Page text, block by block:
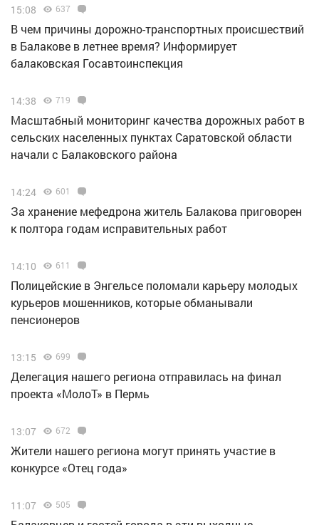
15:08 637
В чем причины дорожно-транспортных происшествий
в Балакове в летнее время? Информирует
балаковская Госавтоинспекция
14:38 719
Масштабный мониторинг качества дорожных работ в
сельских населенных пунктах Саратовской области
начали с Балаковского района
14:24 601
За хранение мефедрона житель Балакова приговорен
к полтора годам исправительных работ
14:10 611
Полицейские в Энгельсе поломали карьеру молодых
курьеров мошенников, которые обманывали
пенсионеров
13:15 699
Делегация нашего региона отправилась на финал
проекта «МолоТ» в Пермь
13:07 672
Жители нашего региона могут принять участие в
конкурсе «Отец года»
11:07 505